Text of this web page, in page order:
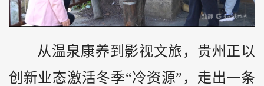
从温泉康养到影视文旅，贵州正以
创新业态激活冬季“冷资源”，走出一条